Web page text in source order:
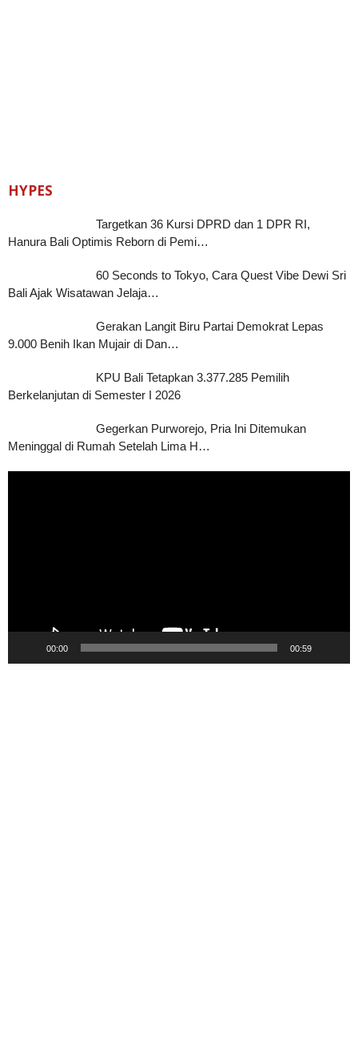
HYPES
Targetkan 36 Kursi DPRD dan 1 DPR RI,
Hanura Bali Optimis Reborn di Pemi…
60 Seconds to Tokyo, Cara Quest Vibe Dewi Sri
Bali Ajak Wisatawan Jelaja…
Gerakan Langit Biru Partai Demokrat Lepas
9.000 Benih Ikan Mujair di Dan…
KPU Bali Tetapkan 3.377.285 Pemilih
Berkelanjutan di Semester I 2026
Gegerkan Purworejo, Pria Ini Ditemukan
Meninggal di Rumah Setelah Lima H…
00:00 00:59